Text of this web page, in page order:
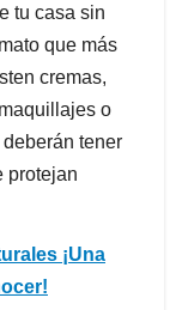
tu casa sin
que más
cremas,
o
tener
protejan
¡Una